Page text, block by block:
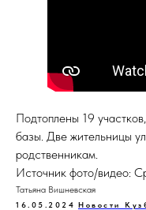
Подтоплены 19
базы. Две жительницы
родственникам.
Источник фото/видео:
Татьяна Вишневская
16.05.2024 Новости